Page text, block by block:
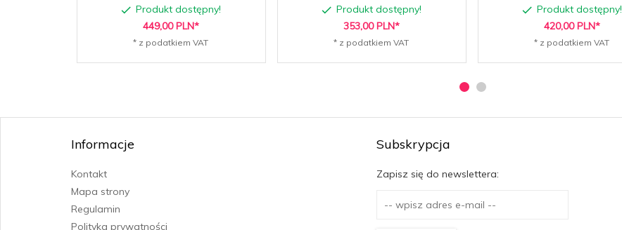
Produkt dostępny!
449,00 PLN*
* z podatkiem VAT
Produkt dostępny!
353,00 PLN*
* z podatkiem VAT
Produkt dostępny!
420,00 PLN*
* z podatkiem VAT
Informacje
Kontakt
Mapa strony
Regulamin
Polityka prywatności
Subskrypcja
Zapisz się do newslettera: